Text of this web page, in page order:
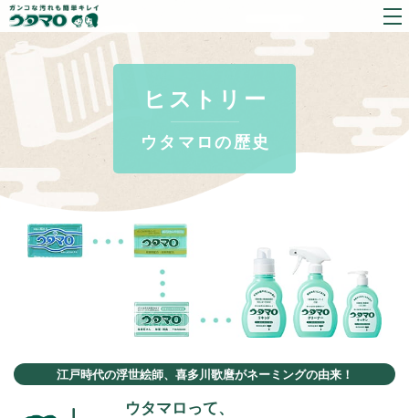
ヒストリー
ウタマロの歴史
江戸時代の浮世絵師、喜多川歌麿がネーミングの由来！
ウタマロって、